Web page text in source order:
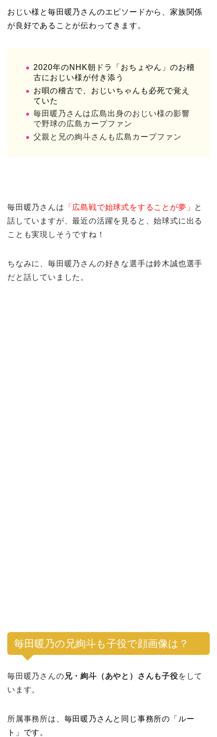
おじい様と毎田暖乃さんのエピソードから、家族関係
が良好であることが伝わってきます。
2020年のNHK朝ドラ「おちょやん」のお稽
古におじい様が付き添う
お唄の稽古で、おじいちゃんも必死で覚え
ていた
毎田暖乃さんは広島出身のおじい様の影響
で野球の広島カープファン
父親と兄の絢斗さんも広島カープファン
毎田暖乃さんは 「広島戦で始球式をすることが夢」 と
話していますが、最近の活躍を見ると、始球式に出る
ことも実現しそうですね！
ちなみに、 毎田暖乃さんの好きな選手は鈴木誠也選手
だと話していました。
毎田暖乃の兄絢斗も子役で顔画像は？
毎田暖乃さんの 兄・絢斗（あやと）さんも子役をして
います。
所属事務所は
、毎田暖乃さんと同じ事務所の「ルー
ト」です。